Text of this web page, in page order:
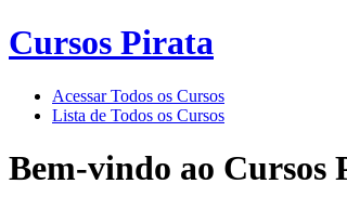
Cursos Pirata
Acessar Todos os Cursos
Lista de Todos os Cursos
Bem-vindo ao Cursos